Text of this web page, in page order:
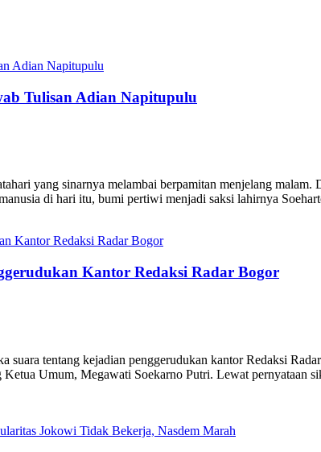
Tulisan Adian Napitupulu
yang sinarnya melambai berpamitan menjelang
di hari itu, bumi pertiwi menjadi saksi lahirnya
Kantor Redaksi Radar Bogor
tentang kejadian penggerudukan kantor Redaksi
Umum, Megawati Soekarno Putri. Lewat pernyataan